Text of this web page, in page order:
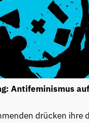
Antifeminismus
drücken ihre